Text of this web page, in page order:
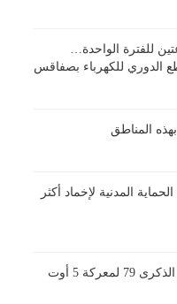
للفترة الواحدة…
الدوري للكهرباء بصفاقس
المناطق
المدنية لإخماد أكثر
5 أوت